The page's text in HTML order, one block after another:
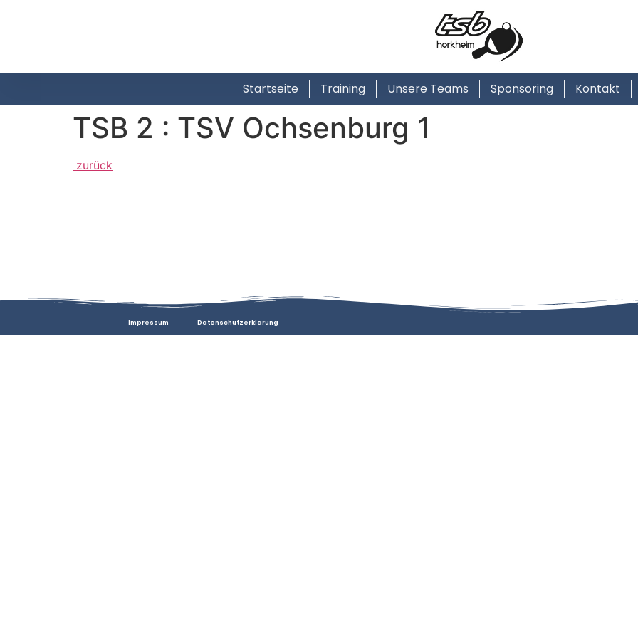
Startseite Training Unsere Teams Sponsoring Kontakt
TSB 2 : TSV Ochsenburg 1
zurück
Impressum Datenschutzerklärung